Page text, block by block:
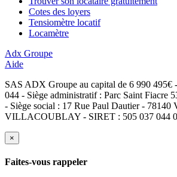
Cotes des loyers
Tensiomètre locatif
Locamètre
Adx Groupe
Aide
SAS ADX Groupe au capital de 6 990 495€
044 - Siège administratif : Parc Saint Fiacre
- Siège social : 17 Rue Paul Dautier -
VILLACOUBLAY - SIRET : 505 037 044
×
Faites-vous rappeler